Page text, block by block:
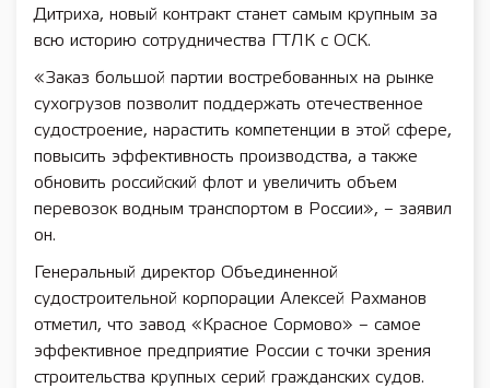
Дитриха, новый контракт станет самым крупным за
всю историю сотрудничества ГТЛК с ОСК.
«Заказ большой партии востребованных на рынке
сухогрузов позволит поддержать отечественное
судостроение, нарастить компетенции в этой сфере,
повысить эффективность производства, а также
обновить российский флот и увеличить объем
перевозок водным транспортом в России», – заявил
он.
Генеральный директор Объединенной
судостроительной корпорации Алексей Рахманов
отметил, что завод «Красное Сормово» – самое
эффективное предприятие России с точки зрения
строительства крупных серий гражданских судов.